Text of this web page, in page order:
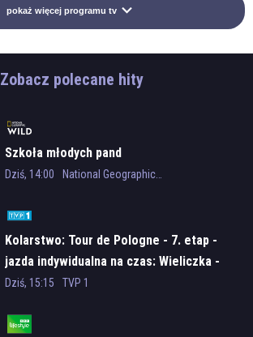
pokaż więcej programu tv
Zobacz polecane hity
Szkoła młodych pand
Dziś, 14:00
Kolarstwo: Tour de Pologne - 7. etap -
jazda indywidualna na czas: Wieliczka -
Wieliczka
Dziś, 15:15 TVP 1